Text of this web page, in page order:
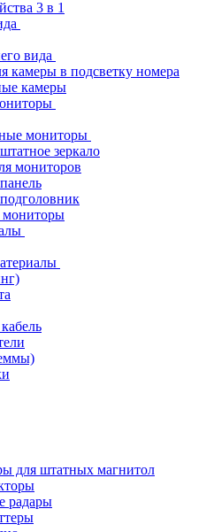
3 в 1
вида
камеры в подсветку номера
камеры
мониторы
зеркало
мониторов
для штатных магнитол
радары